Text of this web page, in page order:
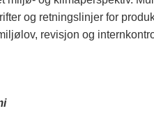
og retningslinjer for
revisjon og